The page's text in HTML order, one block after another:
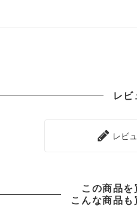
レビ
レビ
この商品を
こんな商品